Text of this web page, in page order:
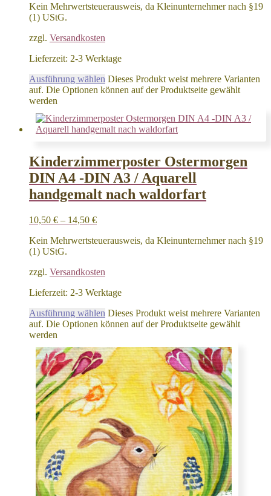
Kein Mehrwertsteuerausweis, da Kleinunternehmer nach §19
(1) UStG.
zzgl. Versandkosten
Lieferzeit: 2-3 Werktage
Ausführung wählen Dieses Produkt weist mehrere Varianten
auf. Die Optionen können auf der Produktseite gewählt
werden
Kinderzimmerposter Ostermorgen
DIN A4 -DIN A3 / Aquarell
handgemalt nach waldorfart
10,50 € – 14,50 €
Kein Mehrwertsteuerausweis, da Kleinunternehmer nach §19
(1) UStG.
zzgl. Versandkosten
Lieferzeit: 2-3 Werktage
Ausführung wählen Dieses Produkt weist mehrere Varianten
auf. Die Optionen können auf der Produktseite gewählt
werden